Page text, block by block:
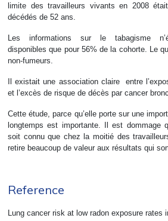
limite des travailleurs vivants en 2008
décédés de 52 ans.
Les informations sur le tabagisme
disponibles que pour 56% de la cohorte. Le
non-fumeurs.
Il existait une association claire entre
et l’excès de risque de décès par cancer
Cette étude, parce qu’elle porte sur une
longtemps est importante. Il est dommage
soit connu que chez la moitié des
retire beaucoup de valeur aux résultats qui
Reference
Lung cancer risk at low radon exposure rates